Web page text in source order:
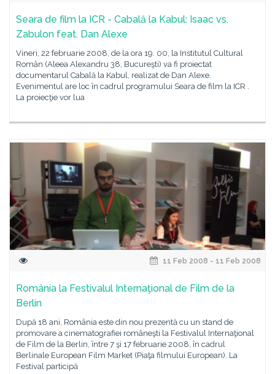
Seara de film la ICR - Cabală la Kabul: Isaac vs.
Zabulon feat. Dan Alexe
Vineri, 22 februarie 2008, de la ora 19. 00, la Institutul Cultural
Român (Aleea Alexandru 38, Bucureşti) va fi proiectat
documentarul Cabală la Kabul, realizat de Dan Alexe.
Evenimentul are loc în cadrul programului Seara de film la ICR .
La proiecţie vor lua
11 Feb 2008 - 11 Feb 2008
România la Festivalul Internaţional de Film de la
Berlin
După 18 ani, România este din nou prezentă cu un stand de
promovare a cinematografiei româneşti la Festivalul Internaţional
de Film de la Berlin, între 7 şi 17 februarie 2008, în cadrul
Berlinale European Film Market (Piaţa filmului European). La
Festival participă